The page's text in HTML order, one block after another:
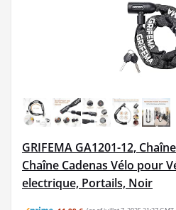
GRIFEMA GA1201-12,
Chaîne Cadenas Vélo pour
electrique, Portails, Noir